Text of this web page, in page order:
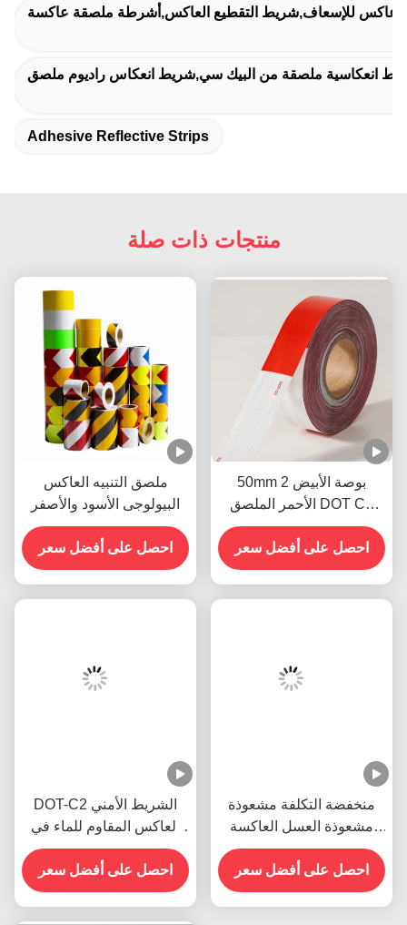
عاكس للإسعاف,شريط التقطيع العاكس,أشرطة ملصقة عاكسة
انعكاسية ملصقة من البيك سي,شريط انعكاس راديوم ملصق
Adhesive Reflective Strips
منتجات ذات صلة
ملصق التنبيه العاكس
البيولوجى الأسود والأصفر
احصل على أفضل سعر
50mm 2 بوصة الأبيض
الأحمر الملصق DOT C2
الشريط الآمن العاكس
الملصقات على شاحنة
للسيارات
احصل على أفضل سعر
DOT-C2 الشريط الأمني
العاكس المقاوم للماء في
الأحمر والأبيض الملصق
الضوئي للمقطورات علامات
المرور المنتج
احصل على أفضل سعر
منخفضة التكلفة مشعوذة
مشعوذة العسل العاكسة
الضوء الآمن علامة شريط
احصل على أفضل سعر